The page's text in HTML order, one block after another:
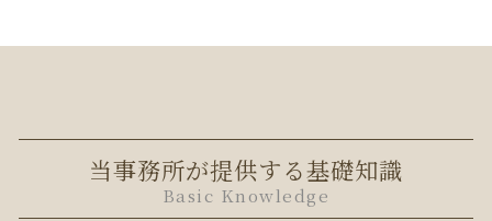
当事務所が提供する基礎知識
Basic Knowledge